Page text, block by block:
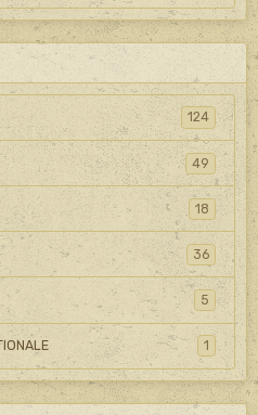
124
49
18
36
5
1